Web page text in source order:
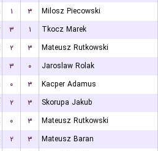
۱ ۳
Milosz Piecowski
۳ ۱
Tkocz Marek
۲ ۳
Mateusz Rutkowski
۳ ۰
Jaroslaw Rolak
۰ ۳
Kacper Adamus
۲ ۳
Skorupa Jakub
۰ ۳
Mateusz Rutkowski
۲ ۳
Mateusz Baran